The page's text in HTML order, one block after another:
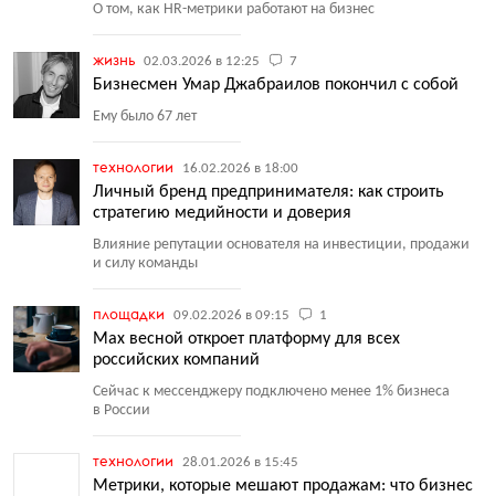
О том, как HR-метрики работают на бизнес
жизнь 02.03.2026 в 12:25 7
Бизнесмен Умар Джабраилов покончил с собой
Ему было 67 лет
технологии 16.02.2026 в 18:00
Личный бренд предпринимателя: как строить
стратегию медийности и доверия
Влияние репутации основателя на инвестиции, продажи
и силу команды
площадки 09.02.2026 в 09:15 1
Max весной откроет платформу для всех
российских компаний
Сейчас к мессенджеру подключено менее 1% бизнеса
в России
технологии 28.01.2026 в 15:45
Метрики, которые мешают продажам: что бизнес